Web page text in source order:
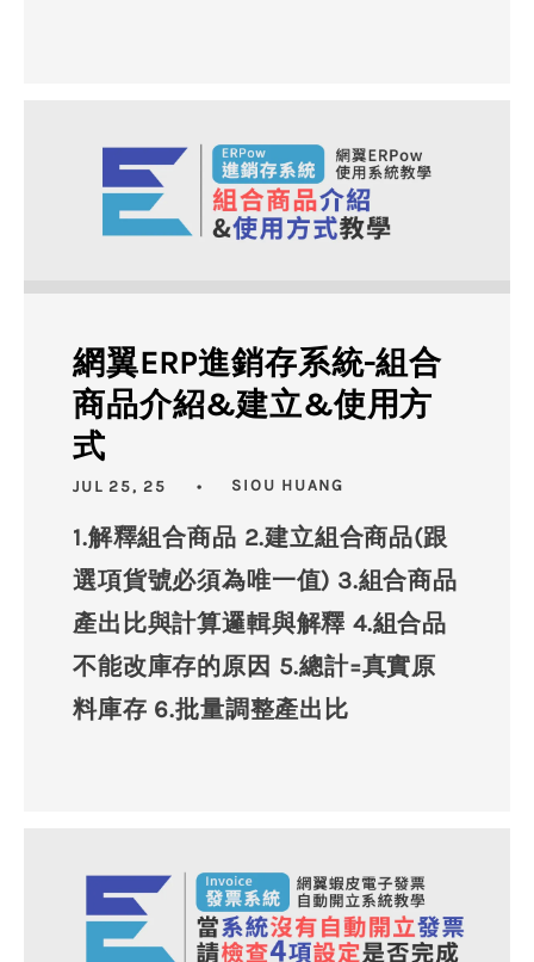
網翼ERP進銷存系統-組合
商品介紹&建立&使用方
式
JUL 25, 25 SIOU HUANG
1.解釋組合商品 2.建立組合商品(跟
選項貨號必須為唯一值) 3.組合商品
產出比與計算邏輯與解釋 4.組合品
不能改庫存的原因 5.總計=真實原
料庫存 6.批量調整產出比